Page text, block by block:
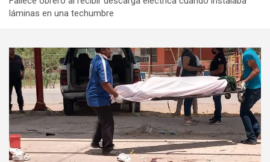
láminas en una techumbre